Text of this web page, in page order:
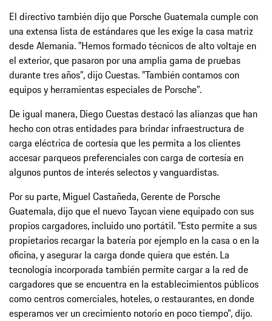
El directivo también dijo que Porsche Guatemala cumple con
una extensa lista de estándares que les exige la casa matriz
desde Alemania. ‟Hemos formado técnicos de alto voltaje en
el exterior, que pasaron por una amplia gama de pruebas
durante tres años”, dijo Cuestas. ‟También contamos con
equipos y herramientas especiales de Porsche”.
De igual manera, Diego Cuestas destacó las alianzas que han
hecho con otras entidades para brindar infraestructura de
carga eléctrica de cortesía que les permita a los clientes
accesar parqueos preferenciales con carga de cortesía en
algunos puntos de interés selectos y vanguardistas.
Por su parte, Miguel Castañeda, Gerente de Porsche
Guatemala, dijo que el nuevo Taycan viene equipado con sus
propios cargadores, incluido uno portátil. ‟Esto permite a sus
propietarios recargar la batería por ejemplo en la casa o en la
oficina, y asegurar la carga donde quiera que estén. La
tecnología incorporada también permite cargar a la red de
cargadores que se encuentra en la establecimientos públicos
como centros comerciales, hoteles, o restaurantes, en donde
esperamos ver un crecimiento notorio en poco tiempo”, dijo.